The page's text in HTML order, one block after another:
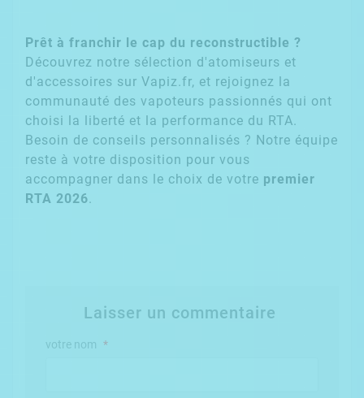
Prêt à franchir le cap du reconstructible ?
Découvrez notre sélection d'atomiseurs et
d'accessoires sur Vapiz.fr, et rejoignez la
communauté des vapoteurs passionnés qui ont
choisi la liberté et la performance du RTA.
Besoin de conseils personnalisés ? Notre équipe
reste à votre disposition pour vous
accompagner dans le choix de votre premier
RTA 2026.
Laisser un commentaire
votre nom *